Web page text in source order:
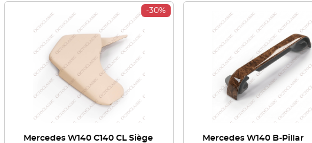
-30%
Mercedes W140 C140 CL Siège
Mercedes W140 B-Pillar